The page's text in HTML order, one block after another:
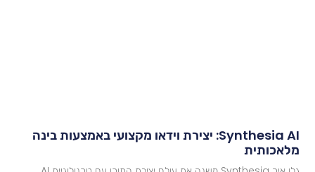
Synthesia AI: יצירת וידאו מקצועי באמצעות בינה